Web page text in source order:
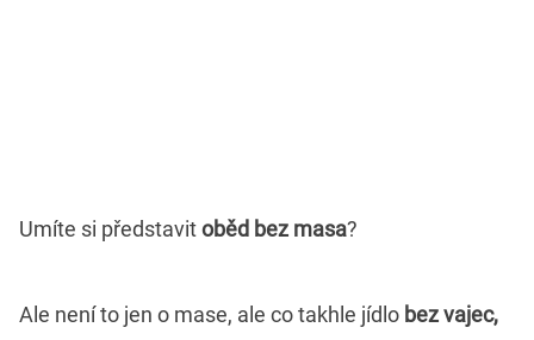
Umíte si představitoběd bez masa?
Ale není to jen o mase, ale co takhle jídlo bez vajec,